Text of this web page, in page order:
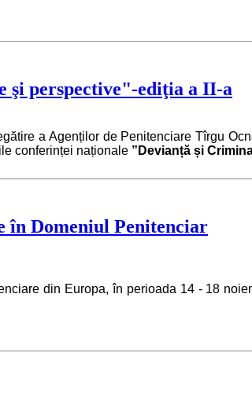
şi perspective"-ediţia a II-a
a Agenților de Penitenciare Tîrgu
conferinței naționale ”Devianță și
în Domeniul Penitenciar
din Europa, în perioada 14 - 18